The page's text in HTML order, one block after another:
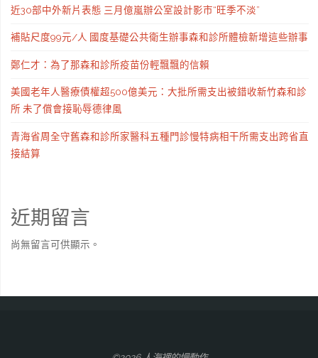
近30部中外新片表態 三月億嵐辦公室設計影市“旺季不淡”
補貼尺度99元/人 國度基礎公共衛生辦事森和診所體檢新增這些辦事
鄭仁才：為了那森和診所疫苗份輕飄飄的信賴
美國老年人醫療債權超500億美元：大批所需支出被錯收新竹森和診
所 未了償會接恥辱德律風
青海省周全守舊森和診所家醫科五種門診慢特病相干所需支出跨省直
接結算
近期留言
尚無留言可供顯示。